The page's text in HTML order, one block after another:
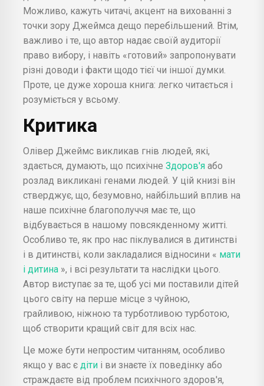
Можливо, кажуть читачі, акцент на вихованні з
точки зору Джеймса дещо перебільшений. Втім,
важливо і те, що автор надає своїй аудиторії
право вибору, і навіть «готовий» запропонувати
різні доводи і факти щодо тієї чи іншої думки.
Проте, це дуже хороша книга: легко читається і
розуміється у всьому.
Критика
Олівер Джеймс викликав гнів людей, які,
здається, думають, що психічне Здоров'я або
розлад викликані генами людей. У цій книзі він
стверджує, що, безумовно, найбільший вплив на
наше психічне благополуччя має те, що
відбувається в нашому повсякденному житті.
Особливо те, як про нас піклувалися в дитинстві
і в дитинстві, коли закладалися відносини « мати
і дитина », і всі результати та наслідки цього.
Автор виступає за те, щоб усі ми поставили дітей
цього світу на перше місце з чуйною,
грайливою, ніжною та турботливою турботою,
щоб створити кращий світ для всіх нас.
Це може бути непростим читанням, особливо
якщо у вас є діти і ви знаєте їх поведінку або
страждаєте від проблем психічного здоров'я,